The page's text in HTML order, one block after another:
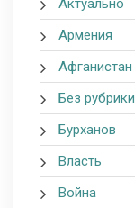
Актуально
Армения
Афганистан
Без рубрики
Бурханов
Власть
Война